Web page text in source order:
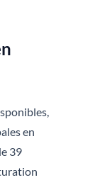
en
39